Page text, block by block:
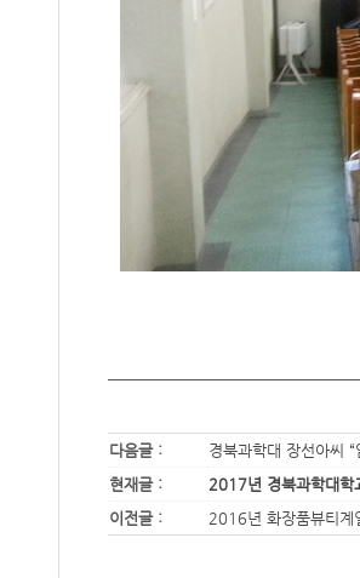
다음글 :
경북과학대 장선아씨
현재글 :
2017년 경북과학대학
이전글 :
2016년 화장품뷰티계